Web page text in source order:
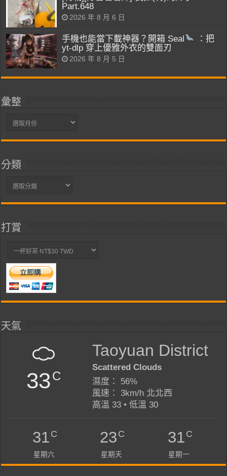
Part.648
2026 年 8 月 6 日
手機也能當下載神器？開箱 Seal
：把
yt-dlp 穿上優雅外衣的雙面刃
2026 年 8 月 5 日
彙整
彙
分類
分
打賞
天氣
33C
Taoyuan District
Scattered Clouds
濕度： 56%
風速： 3km/h 北北西
高溫 33 • 低溫 30
31C
星期六
23C
星期天
31C
星期一